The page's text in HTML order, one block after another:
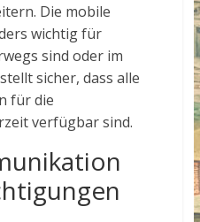
Die mobile
wichtig für
sind oder im
sicher, dass alle
für die
verfügbar sind.